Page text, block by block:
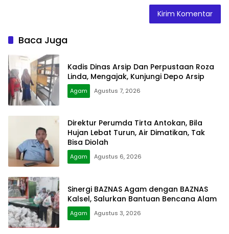
Baca Juga
Kadis Dinas Arsip Dan Perpustaan Roza
Linda, Mengajak, Kunjungi Depo Arsip
Agam Agustus 7, 2026
Direktur Perumda Tirta Antokan, Bila
Hujan Lebat Turun, Air Dimatikan, Tak
Bisa Diolah
Agam Agustus 6, 2026
Sinergi BAZNAS Agam dengan BAZNAS
Kalsel, Salurkan Bantuan Bencana Alam
Agam Agustus 3, 2026